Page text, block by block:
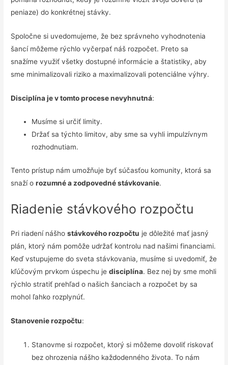
peniaze) do konkrétnej stávky.
Spoločne si uvedomujeme, že bez správneho vyhodnotenia
šancí môžeme rýchlo vyčerpať náš rozpočet. Preto sa
snažíme využiť všetky dostupné informácie a štatistiky, aby
sme minimalizovali riziko a maximalizovali potenciálne výhry.
Disciplína je v tomto procese nevyhnutná:
Musíme si určiť limity.
Držať sa týchto limitov, aby sme sa vyhli impulzívnym
rozhodnutiam.
Tento prístup nám umožňuje byť súčasťou komunity, ktorá sa
snaží orozumné a zodpovedné stávkovanie.
Riadenie stávkového rozpočtu
Pri riadení nášhostávkového rozpočtu je dôležité mať jasný
plán, ktorý nám pomôže udržať kontrolu nad našimi financiami.
Keď vstupujeme do sveta stávkovania, musíme si uvedomiť, že
kľúčovým prvkom úspechu jedisciplína. Bez nej by sme mohli
rýchlo stratiť prehľad o našich šanciach a rozpočet by sa
mohol ľahko rozplynúť.
Stanovenie rozpočtu:
Stanovme si rozpočet, ktorý si môžeme dovoliť riskovať
bez ohrozenia nášho každodenného života. To nám